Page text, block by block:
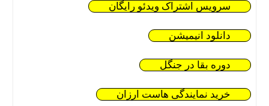
سرویس اشتراک ویدئو رایگان
دانلود انیمیشن
دوره بقا در جنگل
خرید نمایندگی هاست ارزان